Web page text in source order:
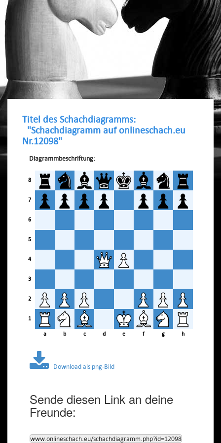
Titel des Schachdiagramms:
"Schachdiagramm auf onlineschach.eu
Nr.12098"
Diagrammbeschriftung:
8
7
6
5
4
3
2
1
a b c d e f g h
Download als png-Bild
Sende diesen Link an deine
Freunde:
www.onlineschach.eu/schachdiagramm.php?id=12098